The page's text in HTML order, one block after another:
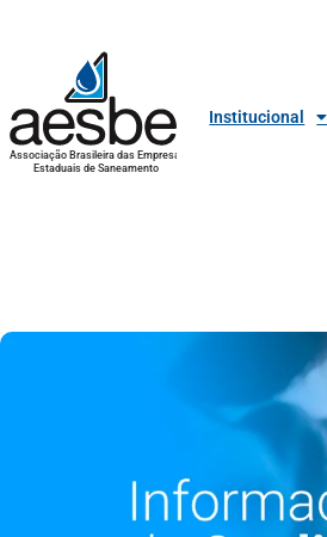
Associação Brasileira das Empresas
Estaduais de Saneamento
Institucional